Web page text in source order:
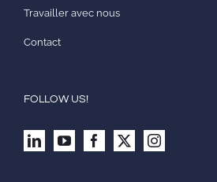
Travailler avec nous
Contact
FOLLOW US!